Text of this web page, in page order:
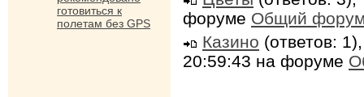
готовиться к
полетам без GPS
форуме Общий
Казино (ответов:
20:59:43 на форуме